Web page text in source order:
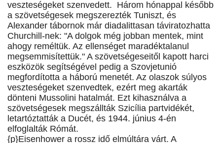
veszteségeket szenvedett. Három hónappal később
a szövetségesek megszerezték Tuniszt, és
Alexander tábornok már diadalittasan táviratozhatta
Churchill-nek: "A dolgok még jobban mentek, mint
ahogy reméltük. Az ellenséget maradéktalanul
megsemmisítettük." A szövetségeseitől kapott harci
eszközök segítségével pedig a Szovjetunió
megfordította a háború menetét. Az olaszok súlyos
veszteségeket szenvedtek, ezért meg akarták
dönteni Mussolini hatalmát. Ezt kihasználva a
szövetségesek megszállták Szicília partvidékét,
letartóztatták a Ducét, és 1944. június 4-én
elfoglalták Rómát.
{p}Eisenhower a rossz idő elmúltára várt. A